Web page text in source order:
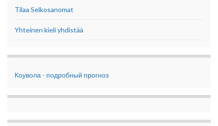
Tilaa Selkosanomat
Yhteinen kieli yhdistää
Коувола - подробный прогноз